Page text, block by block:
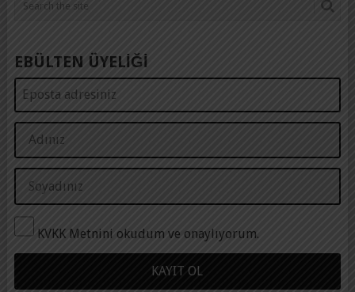
EBÜLTEN ÜYELİĞİ
KVKK Metnini okudum ve onaylıyorum.